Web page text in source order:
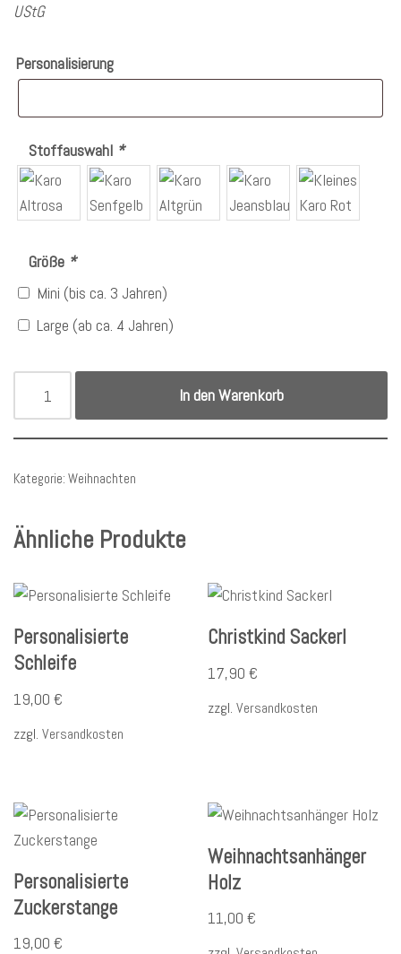
UStG
Personalisierung
Stoffauswahl *
Größe *
Mini (bis ca. 3 Jahren)
Large (ab ca. 4 Jahren)
In den Warenkorb
Kategorie: Weihnachten
Ähnliche Produkte
Personalisierte
Schleife
19,00 €
zzgl. Versandkosten
Christkind Sackerl
17,90€
zzgl.Versandkosten
Personalisierte
Zuckerstange
19,00 €
Weihnachtsanhänger
Holz
11,00€